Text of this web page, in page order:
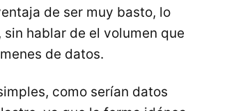
de ser muy basto, lo
hablar de el volumen que
de datos.
como serían datos